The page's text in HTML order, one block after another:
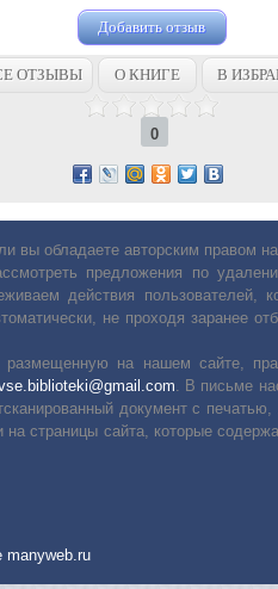
Добавить отзыв
ОТЗЫВЫ О КНИГЕ В
0
вы обладаете авторским правом
предложения по
действия пользователей,
не проходя заранее
на нашем сайте,
. В письме
документ с
страницы сайта, которые